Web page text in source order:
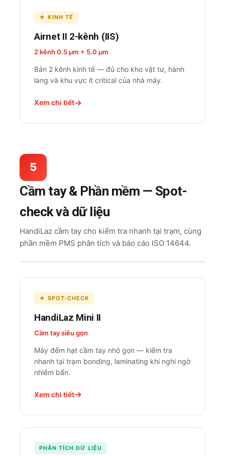
★ KINH TẾ
Airnet II 2-kênh (IIS)
2 kênh 0.5 µm + 5.0 µm
Bản 2 kênh kinh tế — đủ cho kho vật tư, hành
lang và khu vực ít critical của nhà máy.
Xem chi tiết
5
Cầm tay & Phần mềm — Spot-
check và dữ liệu
HandiLaz cầm tay cho kiểm tra nhanh tại trạm, cùng
phần mềm PMS phân tích và báo cáo ISO 14644.
★ SPOT-CHECK
HandiLaz Mini II
Cầm tay siêu gọn
Máy đếm hạt cầm tay nhỏ gọn — kiểm tra
nhanh tại trạm bonding, laminating khi nghi ngờ
nhiễm bẩn.
Xem chi tiết
PHÂN TÍCH DỮ LIỆU